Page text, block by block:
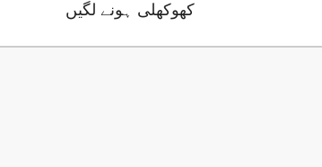
کھوکھلی ہونے لگیں